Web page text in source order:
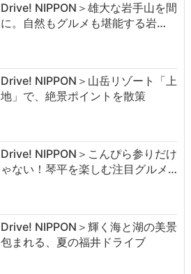
Drive! NIPPON＞雄大な岩手山を間
。自然もグルメも堪能する岩…
Drive! NIPPON＞山岳リゾート「上
」で、絶景ポイントを散策
Drive! NIPPON＞こんぴら参りだけ
ゃない！琴平を楽しむ注目グルメ…
Drive! NIPPON＞輝く海と湖の美景
まれる、夏の福井ドライブ